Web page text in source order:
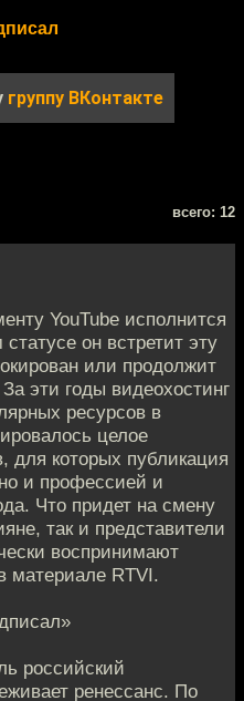
группу ВКонтакте
всего: 12
YouTube исполнится
он встретит эту
или продолжит
эти годы видеохостинг
ресурсов в
целое
для которых публикация
и профессией и
Что придет на смену
так и представители
воспринимают
материале RTVI.
российский
ренессанс. По